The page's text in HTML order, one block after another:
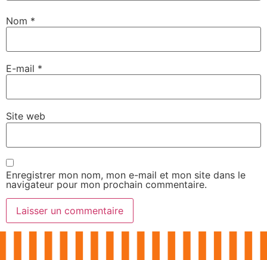
Nom *
E-mail *
Site web
Enregistrer mon nom, mon e-mail et mon site dans le
navigateur pour mon prochain commentaire.